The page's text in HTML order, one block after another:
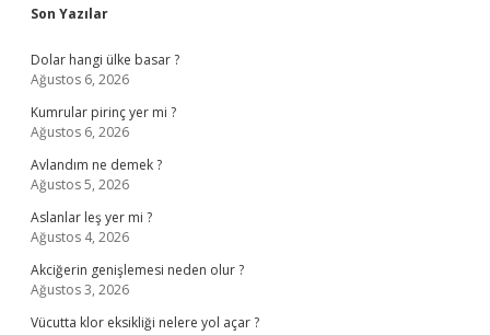
Sidebar
Son Yazılar
Dolar hangi ülke basar ?
Ağustos 6, 2026
Kumrular pirinç yer mi ?
Ağustos 6, 2026
Avlandım ne demek ?
Ağustos 5, 2026
Aslanlar leş yer mi ?
Ağustos 4, 2026
Akciğerin genişlemesi neden olur ?
Ağustos 3, 2026
Vücutta klor eksikliği nelere yol açar ?